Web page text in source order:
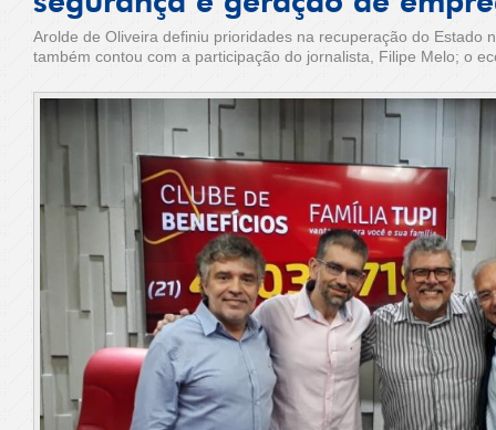
Arolde de Oliveira definiu prioridades na recuperação do Estado
também contou com a participação do jornalista, Filipe Melo; o